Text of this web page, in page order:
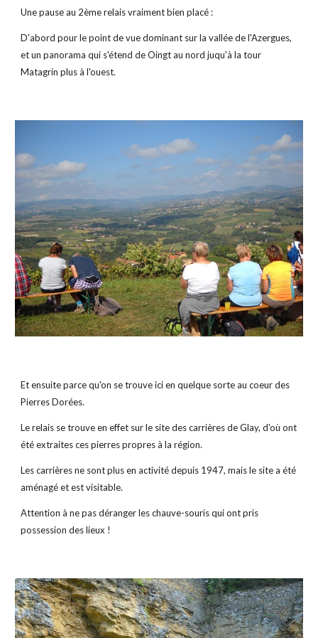
Une pause au 2ème relais vraiment bien placé :
D'abord pour le point de vue dominant sur la vallée de l'Azergues,
et un panorama qui s'étend de Oingt au nord juqu'à la tour
Matagrin plus à l'ouest.
Et ensuite parce qu'on se trouve ici en quelque sorte au coeur des
Pierres Dorées.
Le relais se trouve en effet sur le site des carrières de Glay, d'où ont
été extraites ces pierres propres à la région.
Les carrières ne sont plus en activité depuis 1947, mais le site a été
aménagé et est visitable.
Attention à ne pas déranger les chauve-souris qui ont pris
possession des lieux !